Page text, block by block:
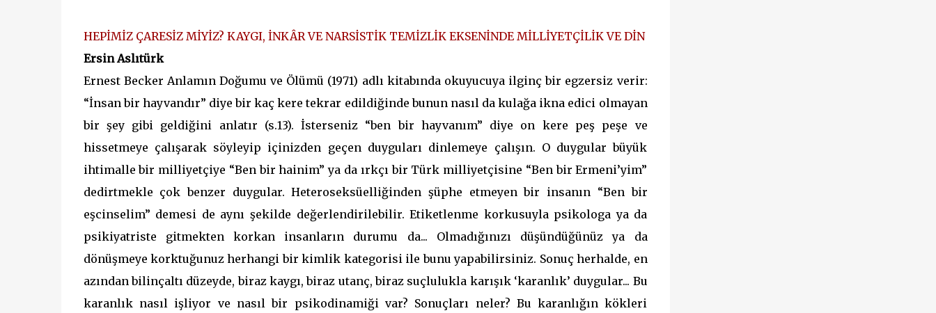
HEPİMİZ ÇARESİZ MİYİZ? KAYGI, İNKÂR VE NARSİSTİK TEMİZLİK EKSENİNDE MİLLİYETÇİLİK VE DİN
Ersin Aslıtürk
Ernest Becker Anlamın Doğumu ve Ölümü (1971) adlı kitabında okuyucuya ilginç bir egzersiz verir:
“İnsan bir hayvandır” diye bir kaç kere tekrar edildiğinde bunun nasıl da kulağa ikna edici olmayan
bir şey gibi geldiğini anlatır (s.13). İsterseniz “ben bir hayvanım” diye on kere peş peşe ve
hissetmeye çalışarak söyleyip içinizden geçen duyguları dinlemeye çalışın. O duygular büyük
ihtimalle bir milliyetçiye “Ben bir hainim” ya da ırkçı bir Türk milliyetçisine “Ben bir Ermeni’yim”
dedirtmekle çok benzer duygular. Heteroseksüelliğinden şüphe etmeyen bir insanın “Ben bir
eşcinselim” demesi de aynı şekilde değerlendirilebilir. Etiketlenme korkusuyla psikologa ya da
psikiyatriste gitmekten korkan insanların durumu da... Olmadığınızı düşündüğünüz ya da
dönüşmeye korktuğunuz herhangi bir kimlik kategorisi ile bunu yapabilirsiniz. Sonuç herhalde, en
azından bilinçaltı düzeyde, biraz kaygı, biraz utanç, biraz suçlulukla karışık ‘karanlık’ duygular... Bu
karanlık nasıl işliyor ve nasıl bir psikodinamiği var? Sonuçları neler? Bu karanlığın kökleri